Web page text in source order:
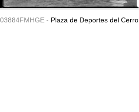
03884FMHGE - Plaza de Deportes del Cerro.